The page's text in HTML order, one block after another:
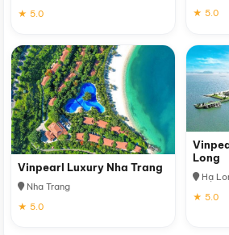
★ 5.0
★ 5.0
Vinpearl Luxury Nha Trang
Nha Trang
★ 5.0
Long
Hạ
★ 5.0